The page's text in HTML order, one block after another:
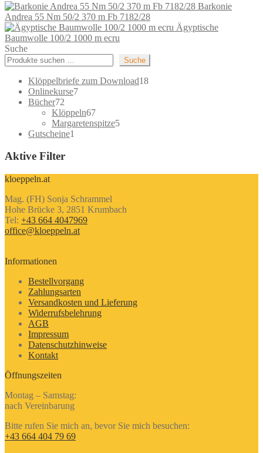
Barkonie
Andrea 55 Nm 50/2 370 m Fb 7182/28
Ägyptische
Baumwolle 100/2 1000 m ecru
Suche
Suche
Klöppelbriefe zum Download1818
Onlinekurse77
Bücher72
Produkte
Klöppeln6767
Produkte
Margaretenspitze55
Gutscheine1
Aktive Filter
kloeppeln.at
Mag. (FH) Sonja Schrammel
Hohe Brücke 3, 2851 Krumbach
Tel: +43 664 4047969
office@kloeppeln.at
Informationen
Bestellvorgang
Zahlungsarten
Versandkosten und Lieferung
Widerrufsbelehrung
AGB
Impressum
Datenschutzhinweise
Kontakt
Öffnungszeiten
Montag – Samstag:
nach Vereinbarung
Bitte rufen Sie mich an, bevor Sie mich besuchen:
+43 664 404 79 69